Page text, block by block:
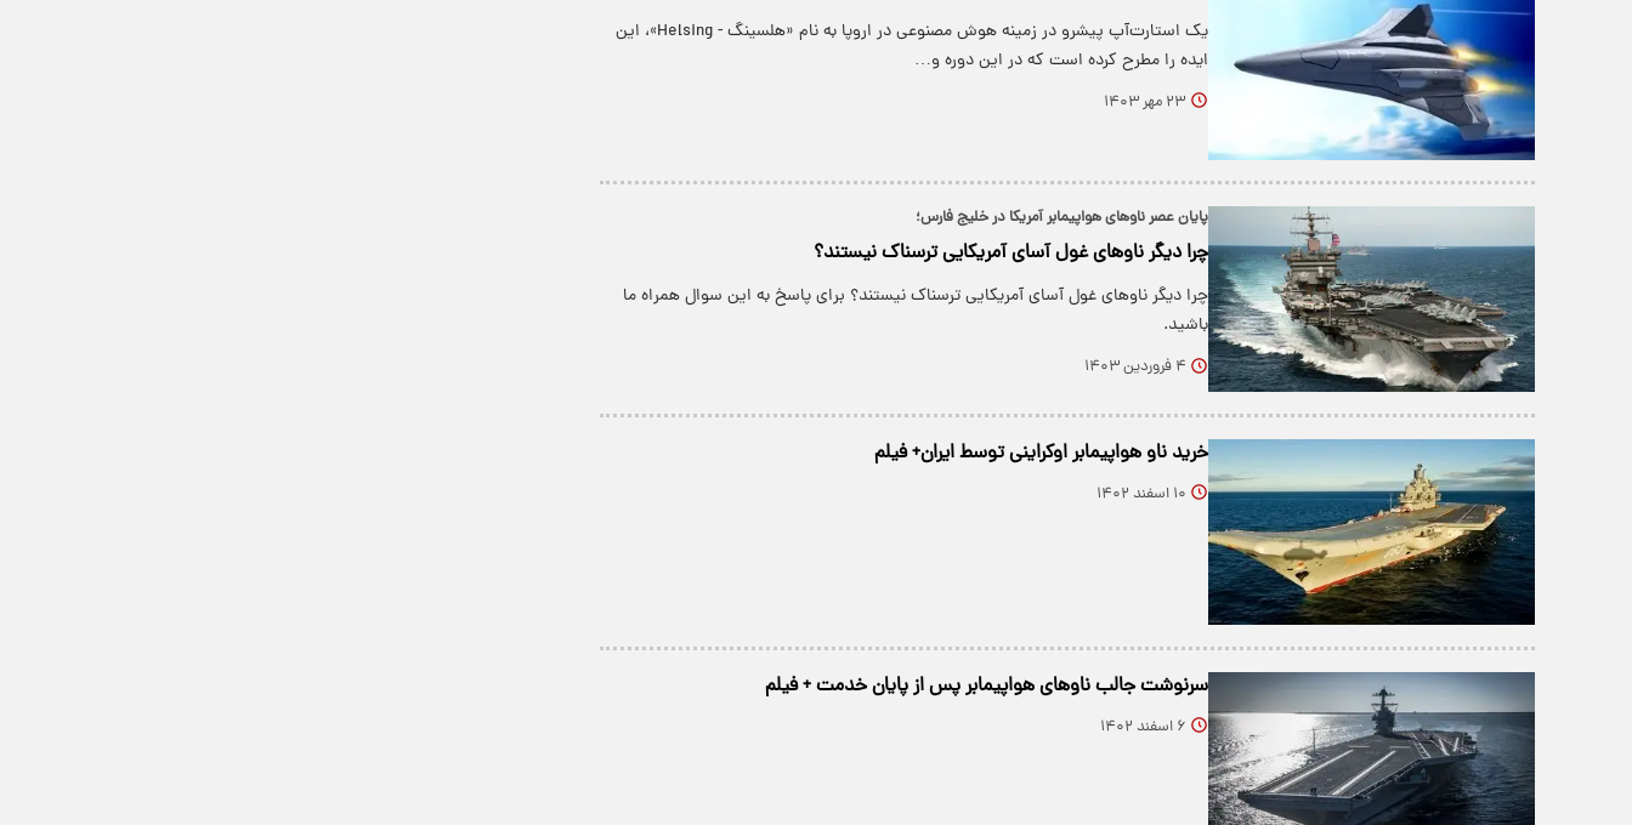
یک استارت‌آپ پیشرو در زمینه هوش مصنوعی در اروپا به نام «هلسینگ - Helsing»، این
ایده را مطرح کرده است که در این دوره و…
۲۳ مهر ۱۴۰۳
پایان عصر ناوهای هواپیمابر آمریکا در خلیج فارس؛
چرا دیگر ناوهای غول آسای آمریکایی ترسناک نیستند؟
چرا دیگر ناوهای غول آسای آمریکایی ترسناک نیستند؟ برای پاسخ به این سوال همراه ما
باشید.
۴ فروردین ۱۴۰۳
خرید ناو هواپیمابر اوکراینی توسط ایران+ فیلم
۱۰ اسفند ۱۴۰۲
سرنوشت جالب ناوهای هواپیمابر پس از پایان خدمت + فیلم
۶ اسفند ۱۴۰۲